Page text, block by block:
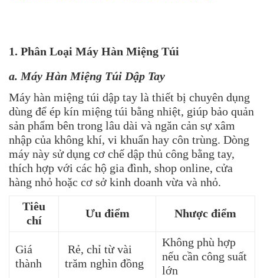
1. Phân Loại Máy Hàn Miệng Túi
a. Máy Hàn Miệng Túi Dập Tay
Máy hàn miệng túi dập tay là thiết bị chuyên dụng
dùng để ép kín miệng túi bằng nhiệt, giúp bảo quản
sản phẩm bên trong lâu dài và ngăn cản sự xâm
nhập của không khí, vi khuẩn hay côn trùng. Dòng
máy này sử dụng cơ chế dập thủ công bằng tay,
thích hợp với các hộ gia đình, shop online, cửa
hàng nhỏ hoặc cơ sở kinh doanh vừa và nhỏ.
Tiêu
chí
Ưu điểm Nhược điểm
Giá
thành
Rẻ, chỉ từ vài
trăm nghìn đồng
Không phù hợp
nếu cần công suất
lớn